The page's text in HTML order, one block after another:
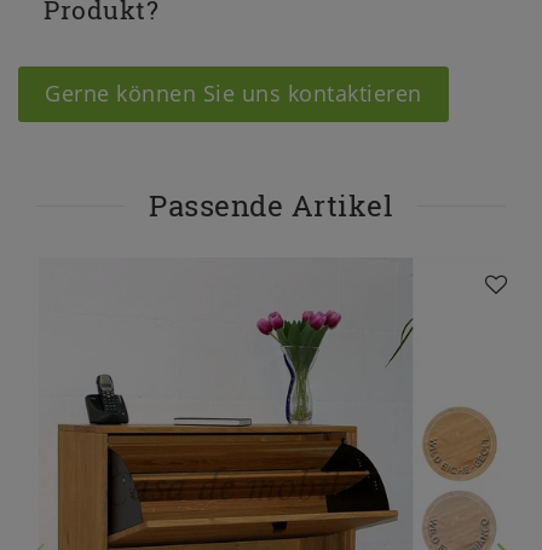
Produkt?
Gerne können Sie uns kontaktieren
Passende Artikel